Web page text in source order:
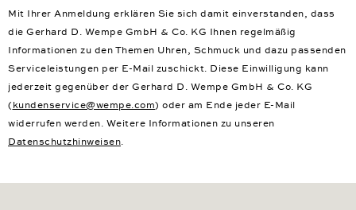
Mit Ihrer Anmeldung erklären Sie sich damit einverstanden, dass
die Gerhard D. Wempe GmbH & Co. KG Ihnen regelmäßig
Informationen zu den Themen Uhren, Schmuck und dazu passenden
Serviceleistungen per E-Mail zuschickt. Diese Einwilligung kann
jederzeit gegenüber der Gerhard D. Wempe GmbH & Co. KG
( kundenservice@wempe.com) oder am Ende jeder E-Mail
widerrufen werden. Weitere Informationen zu unseren
Datenschutzhinweisen.